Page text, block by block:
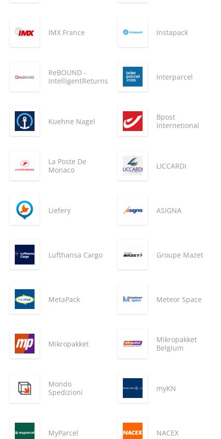
IMX France Instapack
ReBOUND -
IntelligentReturns
Interparcel
Kuehne Nagel
Bpost
Internetional
La Poste De
Monaco
LICCARDI
Liefery ASIGNA
Lufthansa Cargo Groupe Mazet
MetaPack Meteor Space
Mikropakket
Mikropakket
Belgium
Mondo
Spedizioni
myKN
MyParcel NACEX